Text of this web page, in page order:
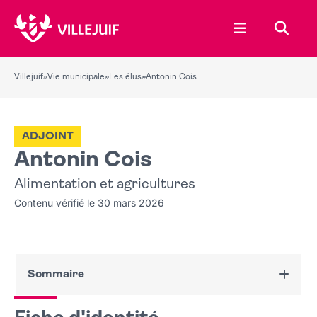
Ouvrir le
Villejuif»Vie municipale»Les élus»Antonin Cois
Antonin Cois
ADJOINT
Alimentation et agricultures
Contenu vérifié le 30 mars 2026
Sommaire